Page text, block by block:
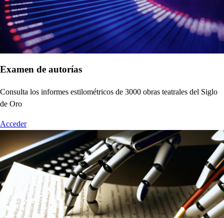
Examen de autorías
Consulta los informes estilométricos de 3000 obras teatrales del Siglo
de Oro
Acceder